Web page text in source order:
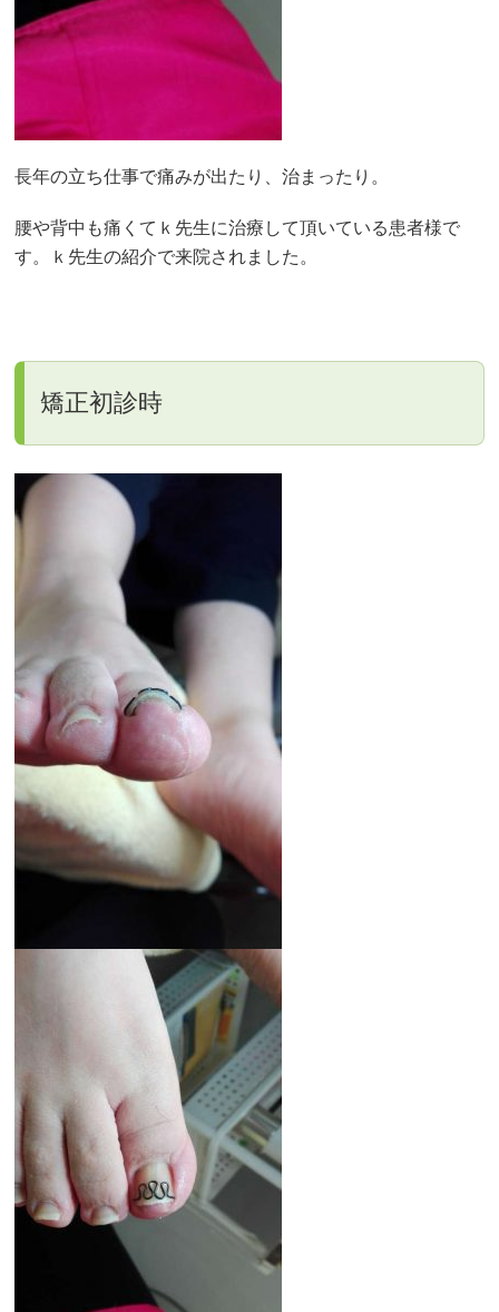
長年の立ち仕事で痛みが出たり、治まったり。
腰や背中も痛くてｋ先生に治療して頂いている患者様で
す。ｋ先生の紹介で来院されました。
矯正初診時